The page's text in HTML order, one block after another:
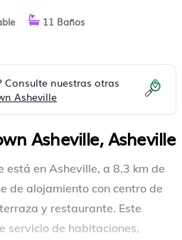
11 Baños
Consulte nuestras otras
Asheville
Asheville, Asheville
está en Asheville, a 8,3 km de
de alojamiento con centro de
y restaurante. Este
servicio de habitaciones,